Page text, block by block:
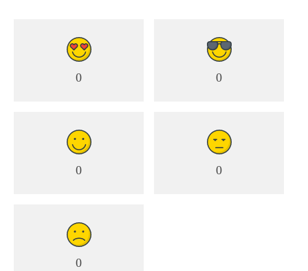
0 0
0 0
0